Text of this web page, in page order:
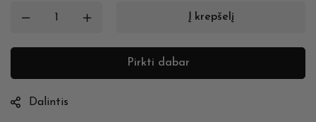
Į krepšelį
Pirkti dabar
Dalintis